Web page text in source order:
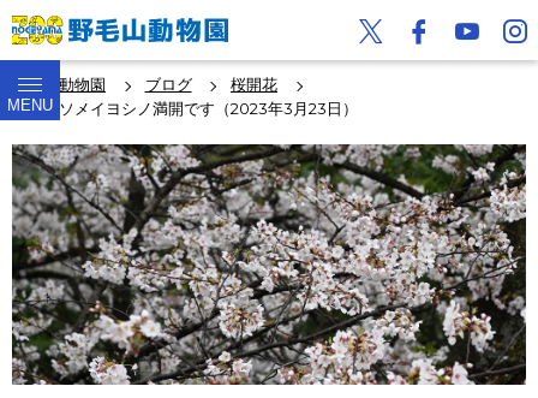
MENU
野毛山動物園 ブログ
桜開花
基準木ソメイヨシノ満開です（2023年3月23日）